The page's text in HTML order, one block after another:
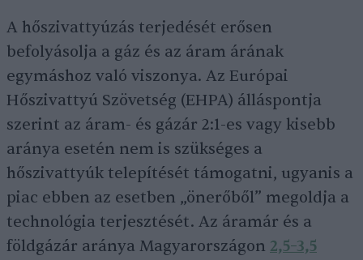
A hőszivattyúzás terjedését erősen
befolyásolja a gáz és az áram árának
egymáshoz való viszonya. Az Európai
Hőszivattyú Szövetség (EHPA) álláspontja
szerint az áram- és gázár 2:1-es vagy kisebb
aránya esetén nem is szükséges a
hőszivattyúk telepítését támogatni, ugyanis a
piac ebben az esetben „önerőből” megoldja a
technológia terjesztését. Az áramár és a
földgázár aránya Magyarországon 2,5–3,5